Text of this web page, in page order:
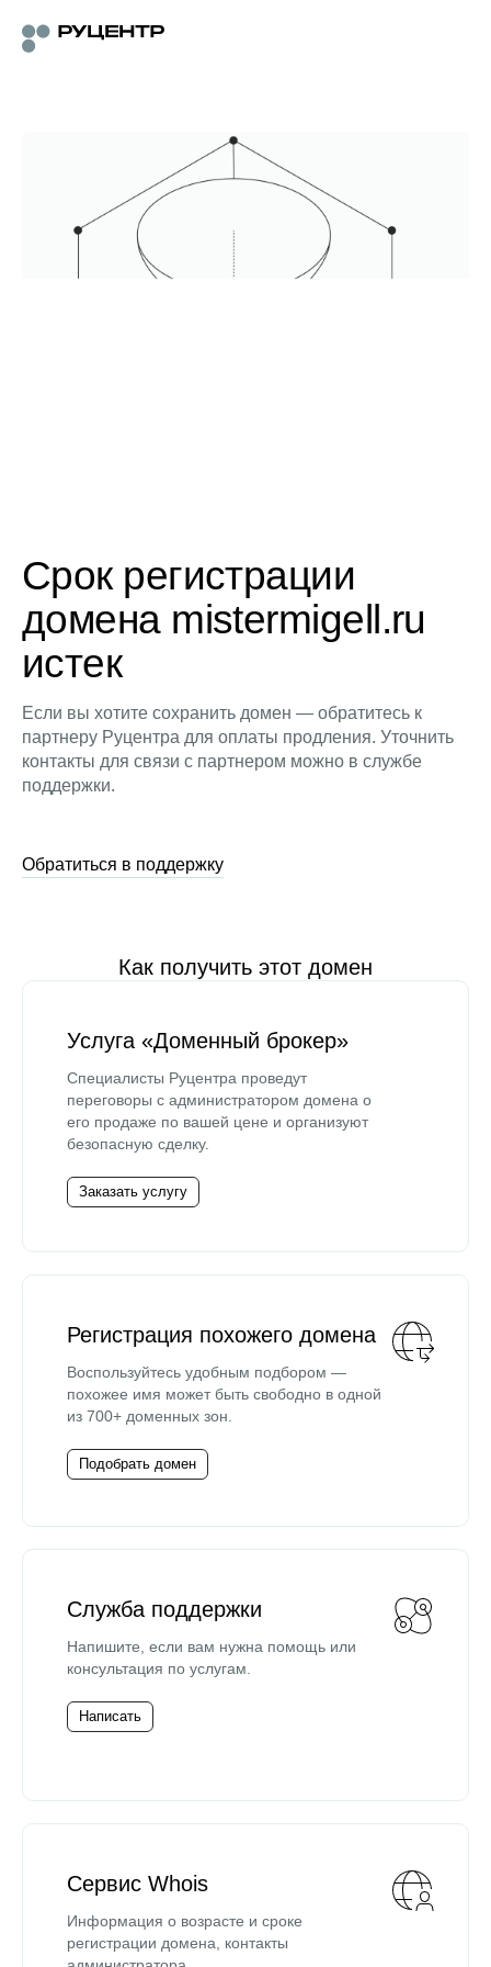
Срок регистрации
домена mistermigell.ru
истек
Если вы хотите сохранить домен — обратитесь к
партнеру Руцентра для оплаты продления. Уточнить
контакты для связи с партнером можно в службе
поддержки.
Обратиться в поддержку
Как получить этот домен
Услуга «Доменный брокер»
Специалисты Руцентра проведут
переговоры с администратором домена о
его продаже по вашей цене и организуют
безопасную сделку.
Заказать услугу
Регистрация похожего домена
Воспользуйтесь удобным подбором —
похожее имя может быть свободно в одной
из 700+ доменных зон.
Подобрать домен
Служба поддержки
Напишите, если вам нужна помощь или
консультация по услугам.
Написать
Сервис Whois
Информация о возрасте и сроке
регистрации домена, контакты